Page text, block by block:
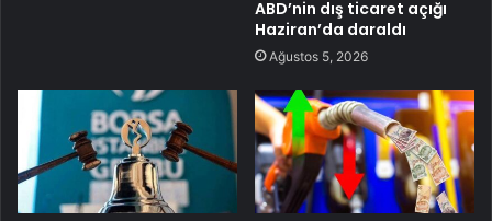
ABD’nin dış ticaret açığı
Haziran’da daraldı
Ağustos 5, 2026